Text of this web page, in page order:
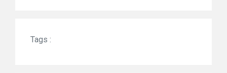
Tags :